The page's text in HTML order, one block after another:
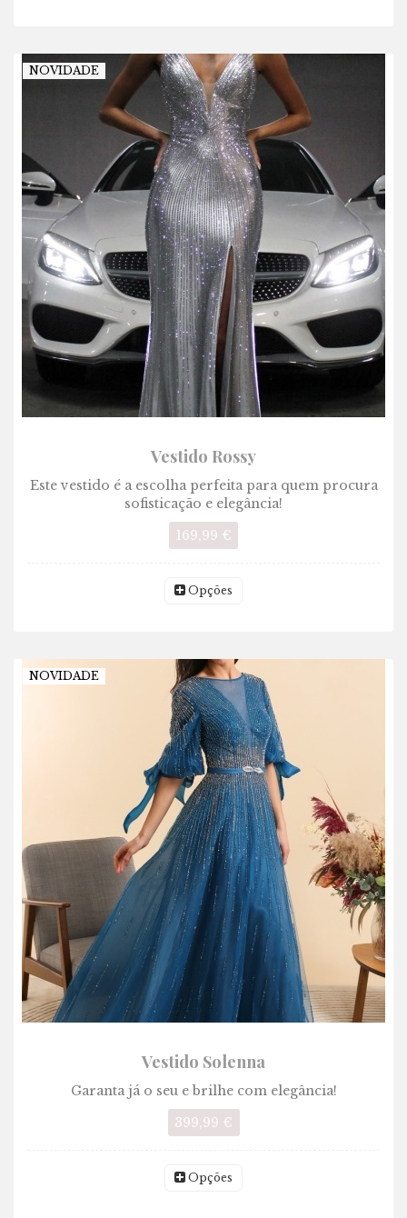
NOVIDADE
Vestido Rossy
Este vestido é a escolha perfeita para quem procura
sofisticação e elegância!
169,99 €
Opções
NOVIDADE
Vestido Solenna
Garanta já o seu e brilhe com elegância!
399,99 €
Opções